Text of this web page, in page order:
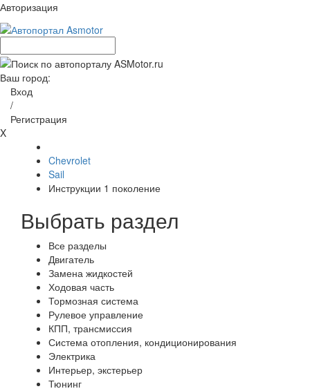
Авторизация
Ваш город:
Вход
/
Регистрация
X
Chevrolet
Sail
Инструкции 1 поколение
Выбрать раздел
Все разделы
Двигатель
Замена жидкостей
Ходовая часть
Тормозная система
Рулевое управление
КПП, трансмиссия
Система отопления, кондиционирования
Электрика
Интерьер, экстерьер
Тюнинг